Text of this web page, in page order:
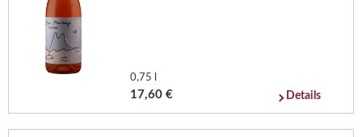
0,75 l
17,60 € Details